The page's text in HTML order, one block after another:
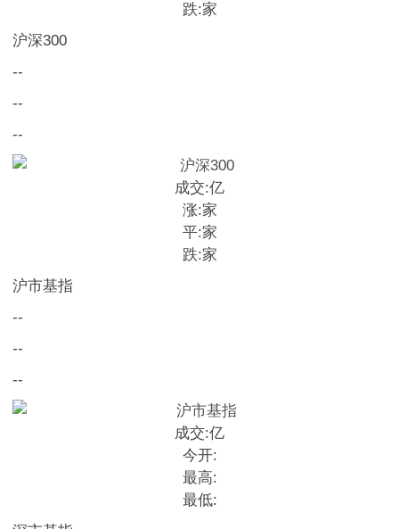
跌:家
沪深300
--
--
--
成交:亿
涨:家
平:家
跌:家
沪市基指
--
--
--
成交:亿
今开:
最高:
最低: